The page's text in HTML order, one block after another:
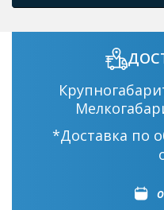
*Доставка по